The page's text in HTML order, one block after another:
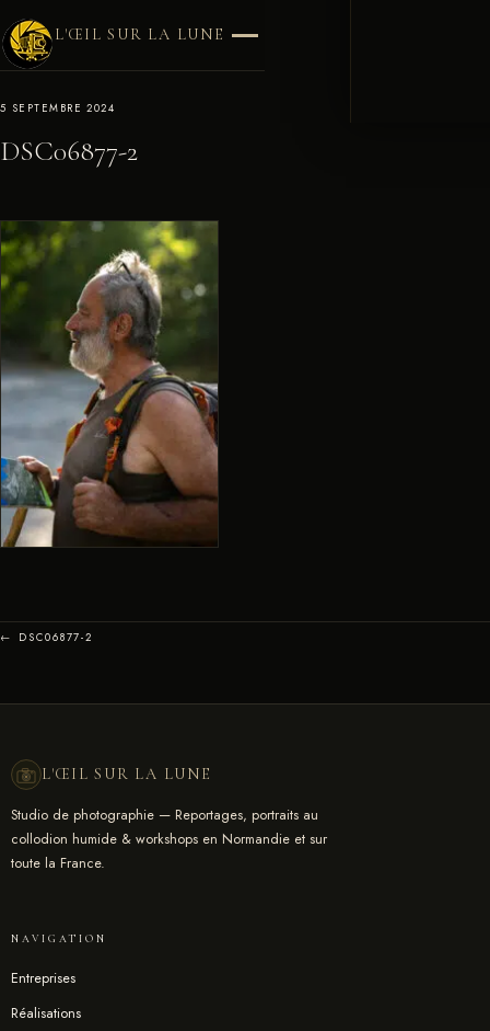
L'ŒIL SUR LA LUNE
5 SEPTEMBRE 2024
DSC06877-2
← DSC06877-2
L'ŒIL SUR LA LUNE
Studio de photographie — Reportages, portraits au
collodion humide & workshops en Normandie et sur
toute la France.
NAVIGATION
Entreprises
Réalisations